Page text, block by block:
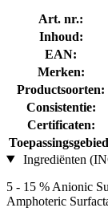
Art. nr.:
Inhoud:
EAN:
Merken:
Productsoorten:
Consistentie:
Certificaten:
Ingrediënten
5 - 15 % Anionic
Amphoteric